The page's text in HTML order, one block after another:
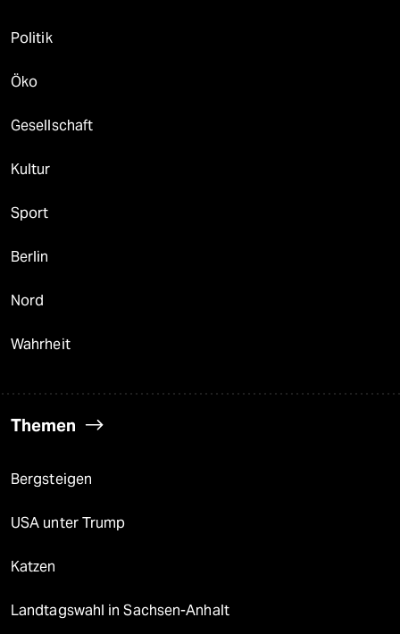
Politik
Öko
Gesellschaft
Kultur
Sport
Berlin
Nord
Wahrheit
Themen
Bergsteigen
USA unter Trump
Katzen
Landtagswahl in Sachsen-Anhalt